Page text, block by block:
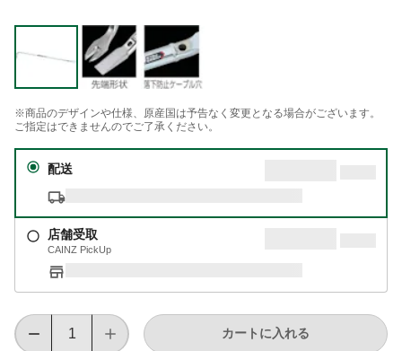
※商品のデザインや仕様、原産国は予告なく変更となる場合がございます。
ご指定はできませんのでご了承ください。
配送
店舗受取
CAINZ PickUp
カートに入れる